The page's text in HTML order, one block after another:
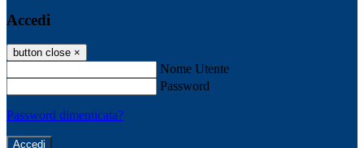
Accedi
button close ×
Nome Utente
Password
Password dimenticata?